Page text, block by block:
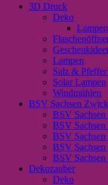
3D Druck
Deko
Lampen
Lampen
Salz & Pfeffer
Solar Lampen
Windmühlen
BSV Sachsen
BSV
BSV
BSV
BSV
BSV
Dekozauber
Deko